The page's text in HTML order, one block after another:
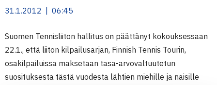
31.1.2012 | 06:45
Suomen Tennisliiton hallitus on päättänyt kokouksessaan
22.1., että liiton kilpailusarjan, Finnish Tennis Tourin,
osakilpailuissa maksetaan tasa-arvovaltuutetun
suosituksesta tästä vuodesta lähtien miehille ja naisille